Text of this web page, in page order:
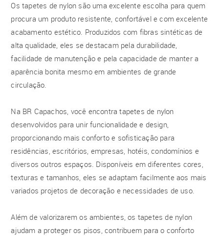
Os tapetes de nylon são uma excelente escolha para quem
procura um produto resistente, confortável e com excelente
acabamento estético. Produzidos com fibras sintéticas de
alta qualidade, eles se destacam pela durabilidade,
facilidade de manutenção e pela capacidade de manter a
aparência bonita mesmo em ambientes de grande
circulação.
Na BR Capachos, você encontra tapetes de nylon
desenvolvidos para unir funcionalidade e design,
proporcionando mais conforto e sofisticação para
residências, escritórios, empresas, hotéis, condomínios e
diversos outros espaços. Disponíveis em diferentes cores,
texturas e tamanhos, eles se adaptam facilmente aos mais
variados projetos de decoração e necessidades de uso.
Além de valorizarem os ambientes, os tapetes de nylon
ajudam a proteger os pisos, contribuem para o conforto